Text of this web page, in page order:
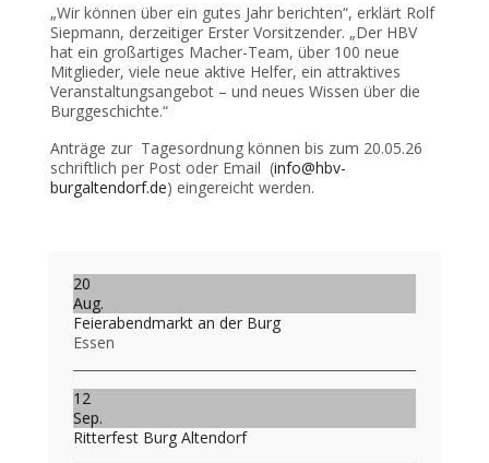
„Wir können über ein gutes Jahr berichten“, erklärt Rolf
Siepmann, derzeitiger Erster Vorsitzender. „Der HBV
hat ein großartiges Macher-Team, über 100 neue
Mitglieder, viele neue aktive Helfer, ein attraktives
Veranstaltungsangebot – und neues Wissen über die
Burggeschichte.“
Anträge zur Tagesordnung können bis zum 20.05.26
schriftlich per Post oder Email (info@hbv-
burgaltendorf.de) eingereicht werden.
20
Aug.
Feierabendmarkt an der Burg
Essen
12
Sep.
Ritterfest Burg Altendorf